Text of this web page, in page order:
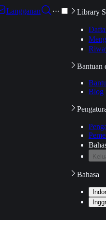
Langganan
··· Library
Bantuan
Blog
Bahasa